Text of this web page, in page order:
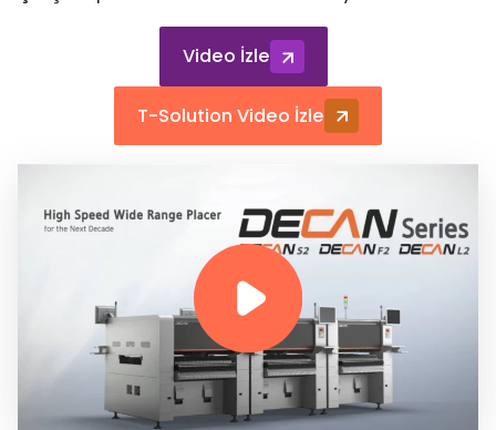
Video İzle
T-Solution Video İzle